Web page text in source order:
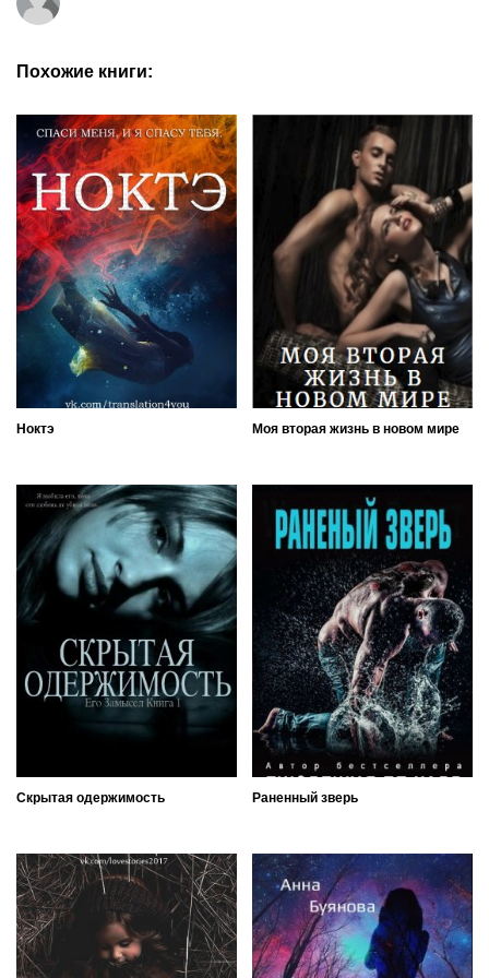
Похожие книги:
Ноктэ Моя вторая жизнь в новом мире
Скрытая одержимость Раненный зверь